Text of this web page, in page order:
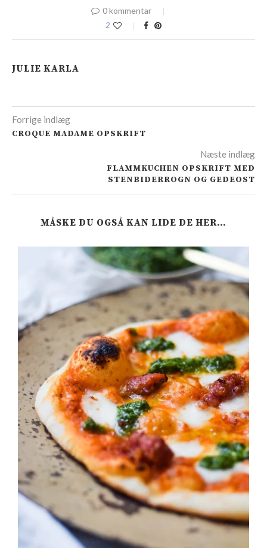
0 kommentar
2
JULIE KARLA
Forrige indlæg
CROQUE MADAME OPSKRIFT
Næste indlæg
FLAMMKUCHEN OPSKRIFT MED
STENBIDERROGN OG GEDEOST
MÅSKE DU OGSÅ KAN LIDE DE HER…